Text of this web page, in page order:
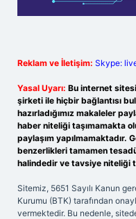
Reklam ve İletişim: Skype:
Yasal Uyarı: Bu internet
şirketi ile hiçbir bağlantısı
hazırladığımız makaleler
haber niteliği taşımamakta
paylaşım yapılmamaktadır.
benzerlikleri tamamen
halindedir ve tavsiye niteliği
Sitemiz, 5651 Sayılı Kanun
Kurumu (BTK) tarafından
vermektedir. Bu nedenle,